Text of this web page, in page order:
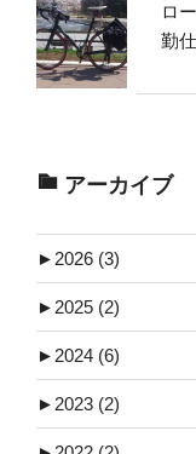
ロ
勤
アーカイブ
► 2026 (3)
► 2025 (2)
► 2024 (6)
► 2023 (2)